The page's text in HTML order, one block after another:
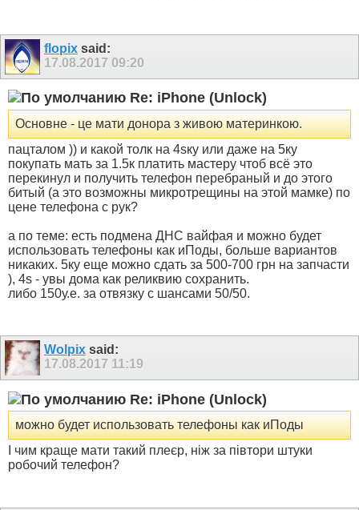
flopix said:
17.08.2017 09:20
Re: iPhone (Unlock)
Основне - це мати донора з живою материнкою.
пацталом )) и какой толк на 4sку или даже на 5ку
покупать мать за 1.5к платить мастеру чтоб всё это
перекинул и получить телефон перебраный и до этого
битый (а это возможны микротрещины на этой мамке) по
цене телефона с рук?
а по теме: есть подмена ДНС вайфая и можно будет
использовать телефоны как иПоды, больше вариантов
никаких. 5ку еще можно сдать за 500-700 грн на запчасти
), 4s - увы дома как реликвию сохранить.
либо 150у.е. за отвязку с шансами 50/50.
Wolpix said:
17.08.2017 11:19
Re: iPhone (Unlock)
можно будет использовать телефоны как иПоды
І чим краще мати такий плеєр, ніж за півтори штуки
робочий телефон?